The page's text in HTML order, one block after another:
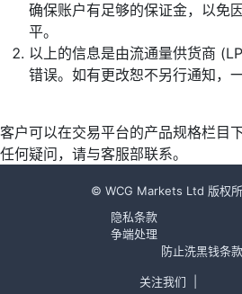
确保账户有足够的保证金，以免
平。
以上的信息是由流通量供货商
错误。如有更改恕不另行通知，
客户可以在交易平台的产品规格栏目
任何疑问，请与客服部联系。
© WCG Markets Ltd 版权
隐私条款
争端处理
防止洗黑钱条款
关注我们